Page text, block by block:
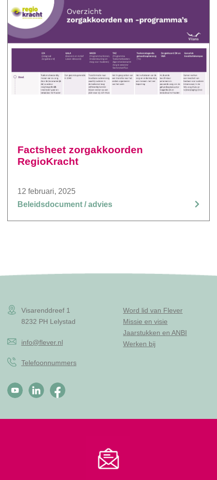
Factsheet zorgakkoorden
RegioKracht
12 februari, 2025
Beleidsdocument / advies
Visarenddreef 1
8232 PH Lelystad
info@flever.nl
Telefoonnummers
Word lid van Flever
Missie en visie
Jaarstukken en ANBI
Werken bij